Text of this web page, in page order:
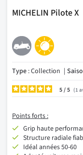
MICHELIN Pilote X
Type : Collection
5/ 1
Points forts :
Grip haute
Structure radiale
Idéal années 50-60